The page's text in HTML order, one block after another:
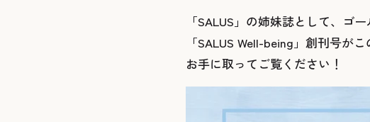
「SALUS 」の姉妹誌として、ゴ
「SALUS Well-being 」創刊号が
お手に取ってご覧ください！